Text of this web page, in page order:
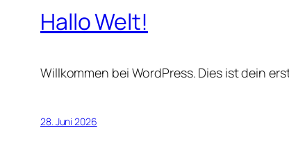
Hallo Welt!
Willkommen bei WordPress. Dies ist dein
28. Juni 2026